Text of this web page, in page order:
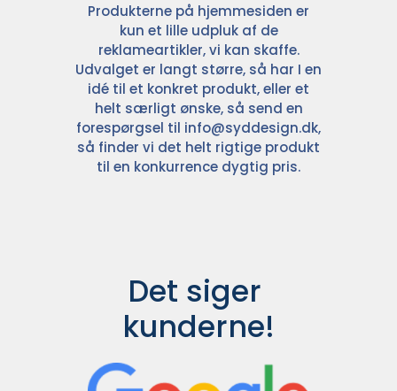
Produkterne på hjemmesiden er
kun et lille udpluk af de
reklameartikler, vi kan skaffe.
Udvalget er langt større, så har I en
idé til et konkret produkt, eller et
helt særligt ønske, så send en
forespørgsel til info@syddesign.dk,
så finder vi det helt rigtige produkt
til en konkurrence dygtig pris.
Det siger
kunderne!